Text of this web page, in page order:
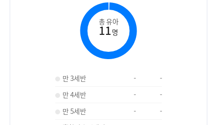
총 유아
11명
만 3세반 -
-
만 4세반
-
-
만 5세반
-
-